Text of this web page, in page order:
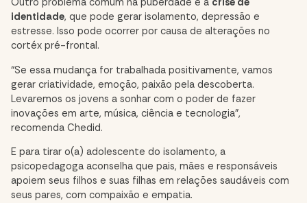
identidade, que pode gerar isolamento, depressão e
estresse. Isso pode ocorrer por causa de alterações no
cortéx pré-frontal.
“Se essa mudança for trabalhada positivamente, vamos
gerar criatividade, emoção, paixão pela descoberta.
Levaremos os jovens a sonhar com o poder de fazer
inovações em arte, música, ciência e tecnologia”,
recomenda Chedid.
E para tirar o(a) adolescente do isolamento, a
psicopedagoga aconselha que pais, mães e responsáveis
apoiem seus filhos e suas filhas em relações saudáveis com
seus pares, com compaixão e empatia.